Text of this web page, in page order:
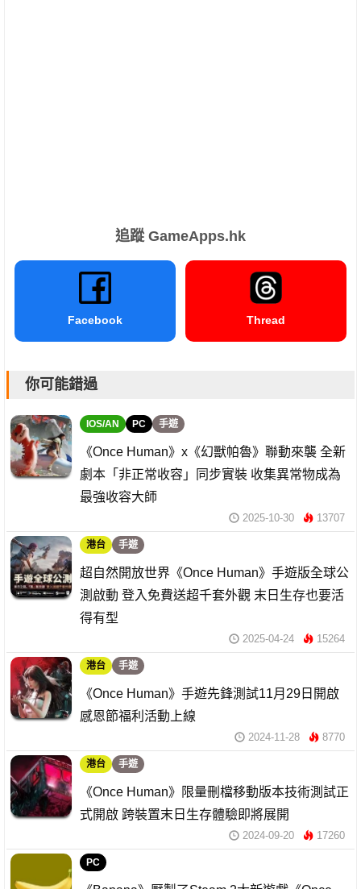
追蹤 GameApps.hk
Facebook Thread
你可能錯過
IOS/AN PC 手遊
《Once Human》x《幻獸帕魯》聯動來襲 全新
劇本「非正常收容」同步實裝 收集異常物成為
最強收容大師
2025-10-30 13707
港台 手遊
超自然開放世界《Once Human》手遊版全球公
測啟動 登入免費送超千套外觀 末日生存也要活
得有型
2025-04-24 15264
港台 手遊
《Once Human》手遊先鋒測試11月29日開啟
感恩節福利活動上線
2024-11-28 8770
港台 手遊
《Once Human》限量刪檔移動版本技術測試正
式開啟 跨裝置末日生存體驗即將展開
2024-09-20 17260
PC